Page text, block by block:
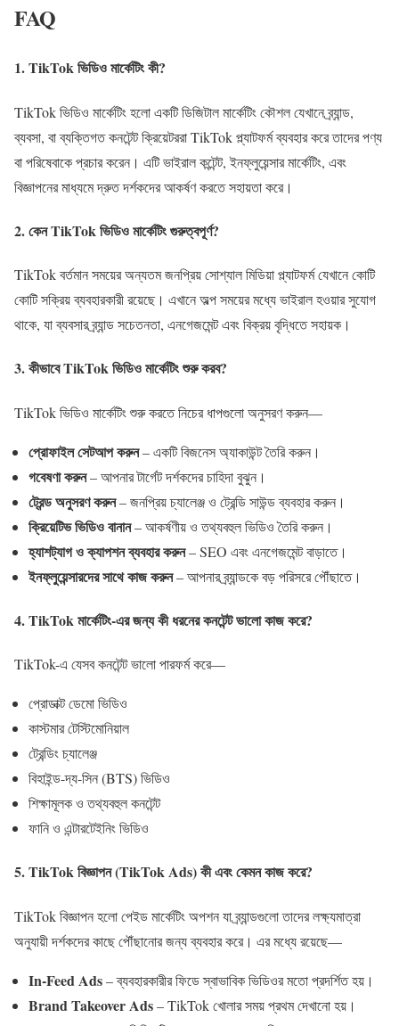
FAQ
1. TikTok ভিডিও মার্কেটিং কী?
TikTok ভিডিও মার্কেটিং হলো একটি ডিজিটাল মার্কেটিং কৌশল যেখানে ব্র্যান্ড,
ব্যবসা, বা ব্যক্তিগত কনটেন্ট ক্রিয়েটররা TikTok প্ল্যাটফর্ম ব্যবহার করে তাদের পণ্য
বা পরিষেবাকে প্রচার করেন। এটি ভাইরাল কন্টেন্ট, ইনফ্লুয়েন্সার মার্কেটিং, এবং
বিজ্ঞাপনের মাধ্যমে দ্রুত দর্শকদের আকর্ষণ করতে সহায়তা করে।
2. কেন TikTok ভিডিও মার্কেটিং গুরুত্বপূর্ণ?
TikTok বর্তমান সময়ের অন্যতম জনপ্রিয় সোশ্যাল মিডিয়া প্ল্যাটফর্ম যেখানে কোটি
কোটি সক্রিয় ব্যবহারকারী রয়েছে। এখানে অল্প সময়ের মধ্যে ভাইরাল হওয়ার সুযোগ
থাকে, যা ব্যবসার ব্র্যান্ড সচেতনতা, এনগেজমেন্ট এবং বিক্রয় বৃদ্ধিতে সহায়ক।
3. কীভাবে TikTok ভিডিও মার্কেটিং শুরু করব?
TikTok ভিডিও মার্কেটিং শুরু করতে নিচের ধাপগুলো অনুসরণ করুন—
প্রোফাইল সেটআপ করুন– একটি বিজনেস অ্যাকাউন্ট তৈরি করুন।
গবেষণা করুন– আপনার টার্গেট দর্শকদের চাহিদা বুঝুন।
ট্রেন্ড অনুসরণ করুন– জনপ্রিয় চ্যালেঞ্জ ও ট্রেন্ডি সাউন্ড ব্যবহার করুন।
ক্রিয়েটিভ ভিডিও বানান– আকর্ষণীয় ও তথ্যবহুল ভিডিও তৈরি করুন।
হ্যাশট্যাগ ও ক্যাপশন ব্যবহার করুন– SEO এবং এনগেজমেন্ট বাড়াতে।
ইনফ্লুয়েন্সারদের সাথে কাজ করুন– আপনার ব্র্যান্ডকে বড় পরিসরে পৌঁছাতে।
4. TikTok মার্কেটিং-এর জন্য কী ধরনের কনটেন্ট ভালো কাজ করে?
TikTok-এ যেসব কনটেন্ট ভালো পারফর্ম করে—
প্রোডাক্ট ডেমো ভিডিও
কাস্টমার টেস্টিমোনিয়াল
ট্রেন্ডিং চ্যালেঞ্জ
বিহাইন্ড-দ্য-সিন (BTS) ভিডিও
শিক্ষামূলক ও তথ্যবহুল কনটেন্ট
ফানি ও এন্টারটেইনিং ভিডিও
5. TikTok বিজ্ঞাপন (TikTok Ads) কী এবং কেমন কাজ করে?
TikTok বিজ্ঞাপন হলো পেইড মার্কেটিং অপশন যা ব্র্যান্ডগুলো তাদের লক্ষ্যমাত্রা
অনুযায়ী দর্শকদের কাছে পৌঁছানোর জন্য ব্যবহার করে। এর মধ্যে রয়েছে—
In-Feed Ads– ব্যবহারকারীর ফিডে স্বাভাবিক ভিডিওর মতো প্রদর্শিত হয়।
Brand Takeover Ads– TikTok খোলার সময় প্রথম দেখানো হয়।